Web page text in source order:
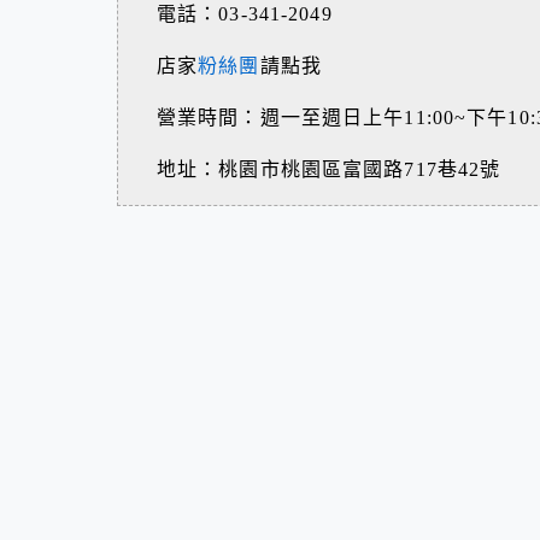
電話：03-341-2049
店家粉絲團 請點我
營業時間：週一至週日上午11:00~下午
地址：桃園市桃園區富國路717巷42號